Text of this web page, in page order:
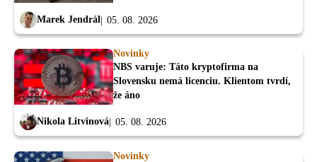
Marek Jendrál 05. 08. 2026
Novinky
NBS varuje: Táto kryptofirma na
Slovensku nemá licenciu. Klientom tvrdí,
že áno
Nikola Litvinová 05. 08. 2026
Novinky